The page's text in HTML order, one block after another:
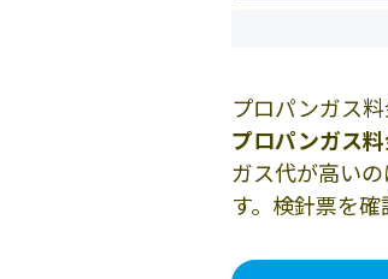
プロパンガス
プロパンガス料
ガス代が高い
す。検針票を